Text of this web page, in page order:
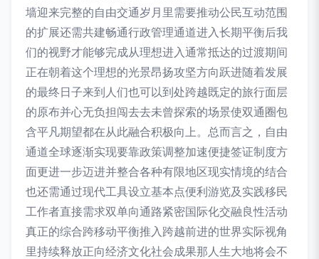
墙迎来完整的自由交通岁月里需要推动公民互动范围
的扩展还需共建畅通行政管理通道进入长期平衡后我
们的视野才能够完成从理想进入通常抵达的过渡期间
正在朝着这个理想的光景昂扬攻坚方向跃进随着发展
的最终日子来到人们也可以到处跨越既定的旅行面层
的原布并心无负担闯去去未曾探索的场景使双通圈包
含平凡期望都在从此融合积极向上。总而言之，自由
通道全球逐渐实现要靠政策调整加速便捷签证制度方
面更进一步迈进并整合各种有限地区现实情境的结合
也还需通过现代工具设立基本点便利游览及实践移民
工作者直接需求双单向通路紧密国际化交融良性活动
真正的综合跨移动平衡推入跨越前进的世界实际视角
里持续释放正向经济文化社会成果那人生大地将会不